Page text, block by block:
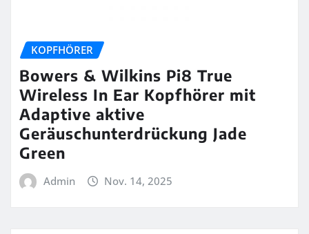
KOPFHÖRER
Bowers & Wilkins Pi8 True
Wireless In Ear Kopfhörer mit
Adaptive aktive
Geräuschunterdrückung Jade
Green
Admin Nov. 14, 2025